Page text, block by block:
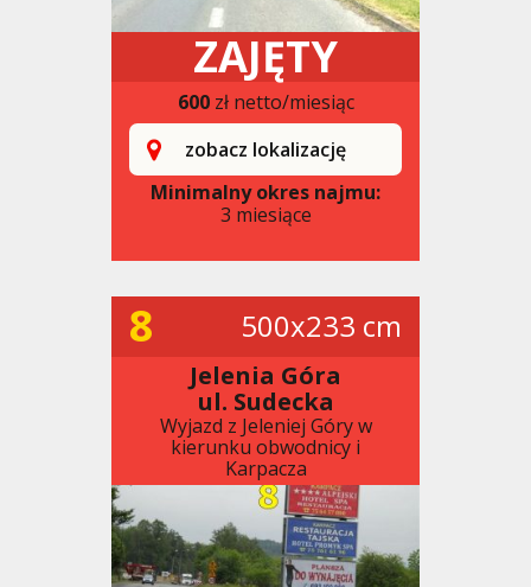
ZAJĘTY
600zł netto/miesiąc
zobacz lokalizację
Minimalny okres najmu:
3 miesiące
8 500x233 cm
Jelenia Góra
ul. Sudecka
Wyjazd z Jeleniej Góry w
kierunku obwodnicy i
Karpacza